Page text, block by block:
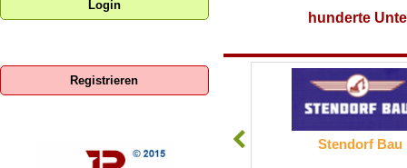
hunderte
Stendorf Bau
Login
Registrieren